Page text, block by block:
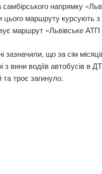
напрямку
цього маршруту курсують
маршрут «Львівське АТП
зазначили, що за сім
з вини водіїв автобусів в
троє загинуло.